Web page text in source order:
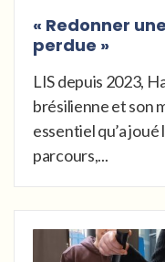
« Redonner
perdue »
LIS depuis 2023,
brésilienne et son
essentiel qu’a
parcours,...